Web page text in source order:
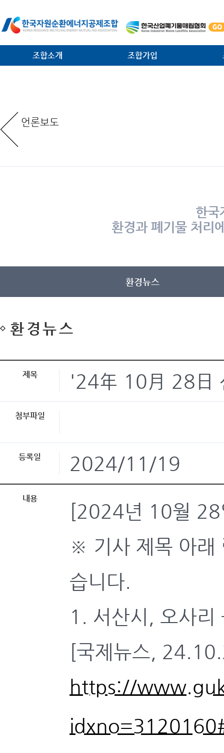
조합소개
임원현황
역대 회장 · 이사장
조합가입
언론보도
한국
환경과 폐기물 처리
환경뉴스
환경뉴스
제목 '24年 10月 28日
첨부파일
등록일 2024/11/19
내용
[2024년 10월 28
※ 기사 제목 아래
습니다.
1. 서산시, 오사리
[국제뉴스,
https://